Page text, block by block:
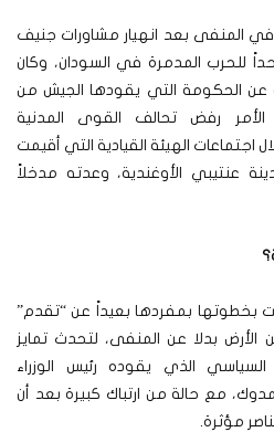
المنفى بعد انهيار مشاورات جنيف
للحرب المدمرة في السودان، وكان
عن الحكومة التي يقودها الجيش من
رفض تحالف القوى المدنية
اجتماعات الهيئة القيادية التي أقيمت
عنتيبي الأوغندية، وعدته مدخلاً
بخطوتها بمفردها بعيداً عن “تقدم”
بدلا عن المنفى، لتحدث تمايز
الذي يقوده رئيس الوزراء
مع حالة من ارتباك كبيرة بعد أن
مؤثرة.